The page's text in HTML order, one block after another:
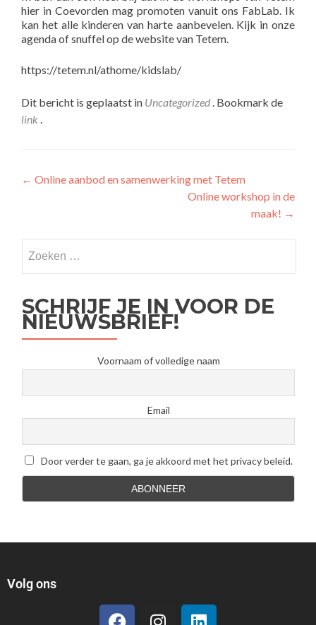
hier in Coevorden mag promoten vanuit ons FabLab. Ik
kan het alle kinderen van harte aanbevelen. Kijk in onze
agenda of snuffel op de website van Tetem.
https://tetem.nl/athome/kidslab/
Dit bericht is geplaatst in Uncategorized . Bookmark de
link .
← Online aanbod en samenwerking met Tetem
Online workshop in de
maak! →
SCHRIJF JE IN VOOR DE
NIEUWSBRIEF!
Voornaam of volledige naam
Email
Door verder te gaan, ga je akkoord met het privacy beleid.
Volg ons